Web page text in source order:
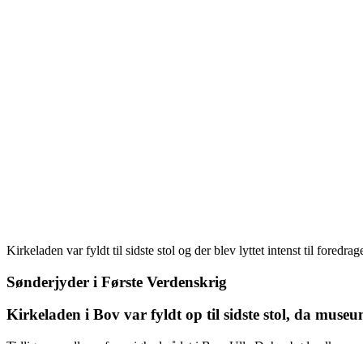
Kirkeladen var fyldt til sidste stol og der blev lyttet intenst til
Sønderjyder i Første Verdenskrig
Kirkeladen i Bov var fyldt op til sidste stol, da